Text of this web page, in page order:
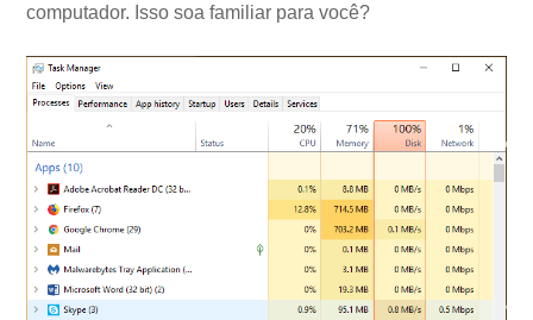
computador. Isso soa familiar para você?